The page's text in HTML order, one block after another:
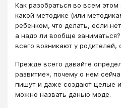
Как разобраться во всем
какой методике (или
ребенком, что делать, если
а надо ли вообще
всего возникают у родителей,
Прежде всего давайте
развитие», почему о нем
пишут и даже создают целые
можно назвать данью моде.